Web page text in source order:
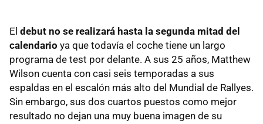
El debut no se realizará hasta la segunda mitad del
calendario ya que todavía el coche tiene un largo
programa de test por delante. A sus 25 años, Matthew
Wilson cuenta con casi seis temporadas a sus
espaldas en el escalón más alto del Mundial de Rallyes.
Sin embargo, sus dos cuartos puestos como mejor
resultado no dejan una muy buena imagen de su